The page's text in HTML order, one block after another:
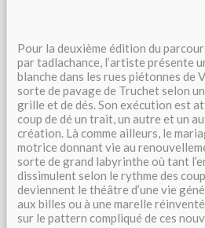
Pour la deuxième édition du
par tadlachance, l’artiste présente
blanche dans les rues piétonnes de
sorte de pavage de Truchet selon
grille et de dés. Son exécution est
coup de dé un trait, un autre et un
création. Là comme ailleurs, le
motrice donnant vie au
sorte de grand labyrinthe où tant
dissimulent selon le rythme des
deviennent le théâtre d’une vie
aux billes ou à une marelle
sur le pattern compliqué de ces